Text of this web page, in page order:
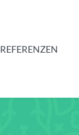
REFERENZEN